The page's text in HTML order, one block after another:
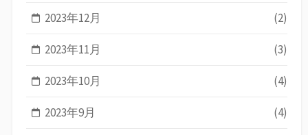
2023年12月 (2)
2023年11月 (3)
2023年10月 (4)
2023年9月 (4)